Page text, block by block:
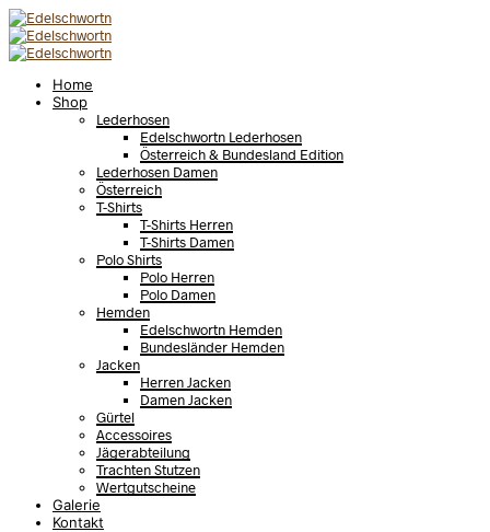
Home
Shop
Lederhosen
Edelschwortn Lederhosen
Österreich & Bundesland Edition
Lederhosen Damen
Österreich
T-Shirts
T-Shirts Herren
T-Shirts Damen
Polo Shirts
Polo Herren
Polo Damen
Hemden
Edelschwortn Hemden
Bundesländer Hemden
Jacken
Herren Jacken
Damen Jacken
Gürtel
Accessoires
Jägerabteilung
Trachten Stutzen
Wertgutscheine
Galerie
Kontakt